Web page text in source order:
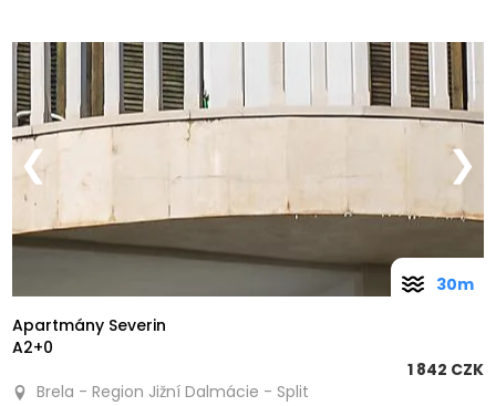
❮ ❯
Apartmány Severin
A2+0
1 842 CZK
Brela - Region Jižní Dalmácie - Split
30m